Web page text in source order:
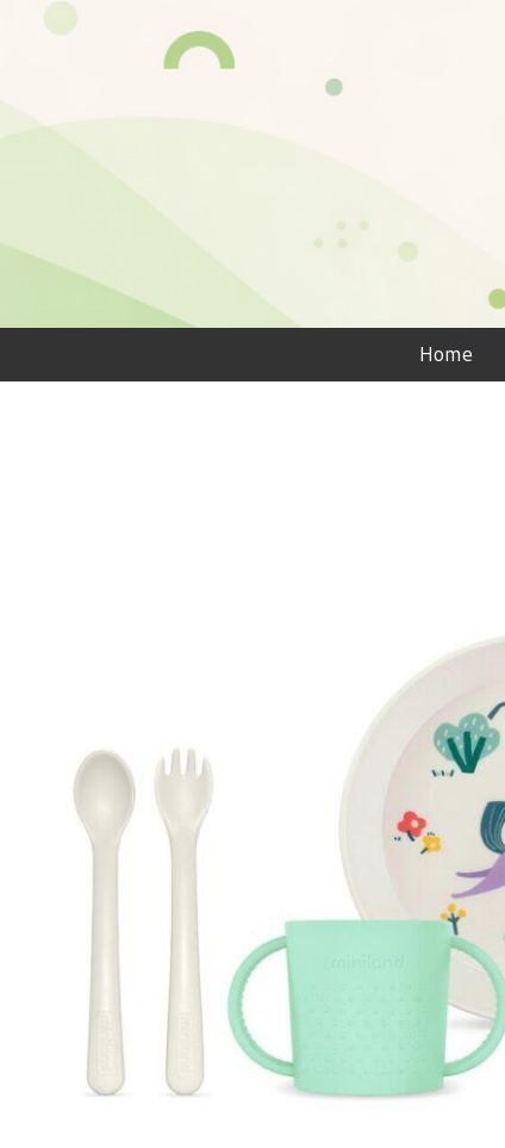
Home